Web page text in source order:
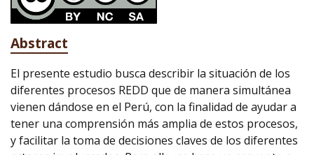
Abstract
El presente estudio busca describir la situación de los
diferentes procesos REDD que de manera simultánea
vienen dándose en el Perú, con la finalidad de ayudar a
tener una comprensión más amplia de estos procesos,
y facilitar la toma de decisiones claves de los diferentes